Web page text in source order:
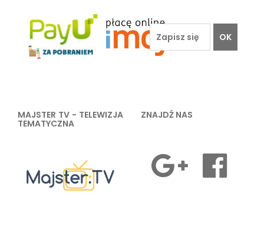
OK
MAJSTER TV - TELEWIZJA
TEMATYCZNA
ZNAJDŹ NAS